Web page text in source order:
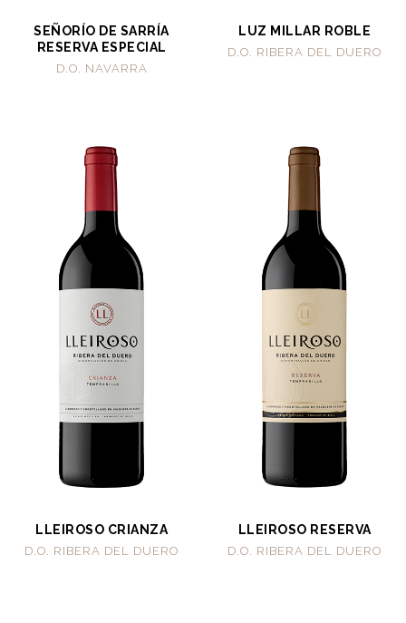
SEÑORÍO DE SARRÍA
RESERVA ESPECIAL
D.O. NAVARRA
LUZ MILLAR ROBLE
D.O. RIBERA DEL DUERO
LLEIROSO CRIANZA
D.O. RIBERA DEL DUERO
LLEIROSO RESERVA
D.O. RIBERA DEL DUERO